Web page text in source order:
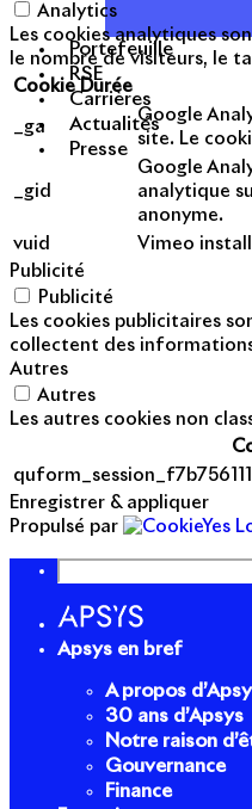
Portefeuille
RSE
Carrières
Actualités
Presse
Analytics
Les cookies analytiques
le nombre de visiteurs, le
Cookie Durée
_ga
Google
site. Le
_gid
Google
analytique
anonyme.
vuid
Vimeo
Publicité
Publicité
Les cookies publicitaires
collectent des
Autres
Autres
Les autres cookies non
Enregistrer & appliquer
Propulsé par
Apsys en bref
A propos
30 ans d’Apsys
Notre raison
Gouvernance
Finance